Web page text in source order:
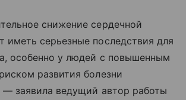
снижение сердечной
иметь серьезные последствия для
особенно у людей с повышенным
развития болезни
— заявила ведущий автор работы